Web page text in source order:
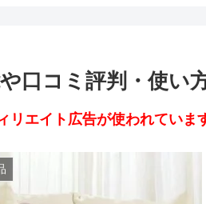
口コミ評判・使い
リエイト広告が使われていま